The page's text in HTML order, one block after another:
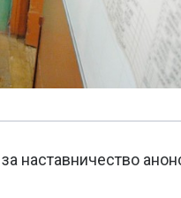
наставничество